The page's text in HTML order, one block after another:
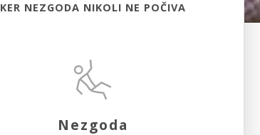
KER NEZGODA NIKOLI NE POČIVA
Nezgoda